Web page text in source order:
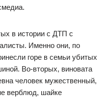
в истории с ДТП с
Именно они, по
горе в семьи убитых
Во-вторых, виновата
человек мужественный,
верблюд, шайке